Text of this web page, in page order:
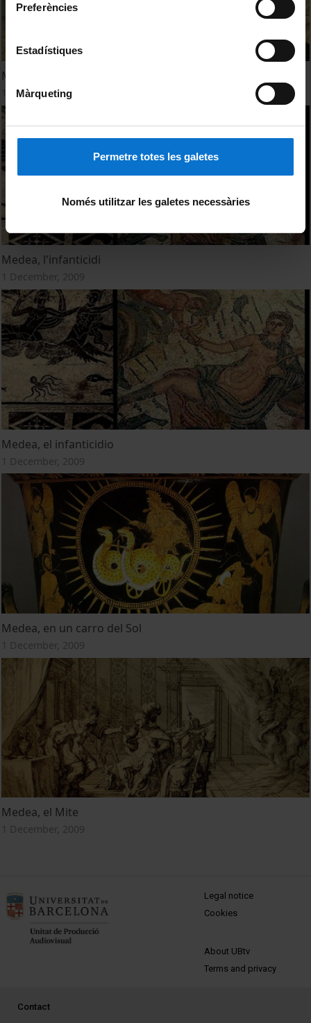
Preferències
Estadístiques
Màrqueting
Permetre totes les galetes
Només utilitzar les galetes necessàries
Medea, en un carro del Sol
1 December, 2009
Medea, l'infanticidi
1 December, 2009
Medea, el infanticidio
1 December, 2009
Medea, en un carro del Sol
1 December, 2009
Medea, el Mite
1 December, 2009
MENÚ PEU 1
Legal notice
Cookies
PEU 2
About UBtv
Terms and privacy
PEU 3
Contact